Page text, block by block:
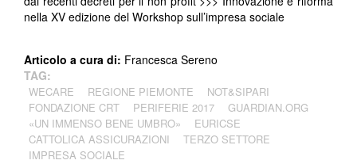
nella XV edizione del Workshop sull’impresa sociale
Articolo a cura di: Francesca Sereno
TAG:
WECARE REGIONE PIEMONTE
NOT&SIPARI
FONDAZIONE CRT
PERIFERIE 2017
GUARDIAN.ORG
«UN IMMENSO BENE UMBRO»
EURICSE
CATTOLICA ASSICURAZIONI
TERZO SETTORE
IMPRESA SOCIALE